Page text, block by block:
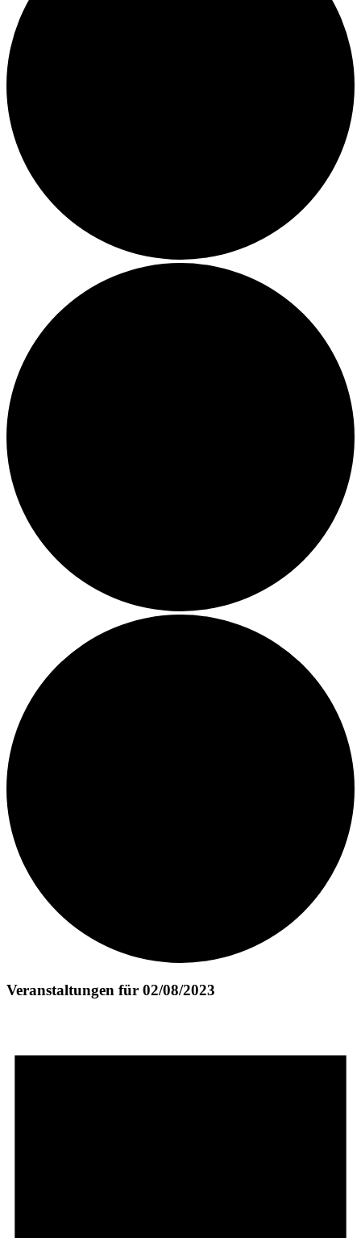
Veranstaltungen für 02/08/2023